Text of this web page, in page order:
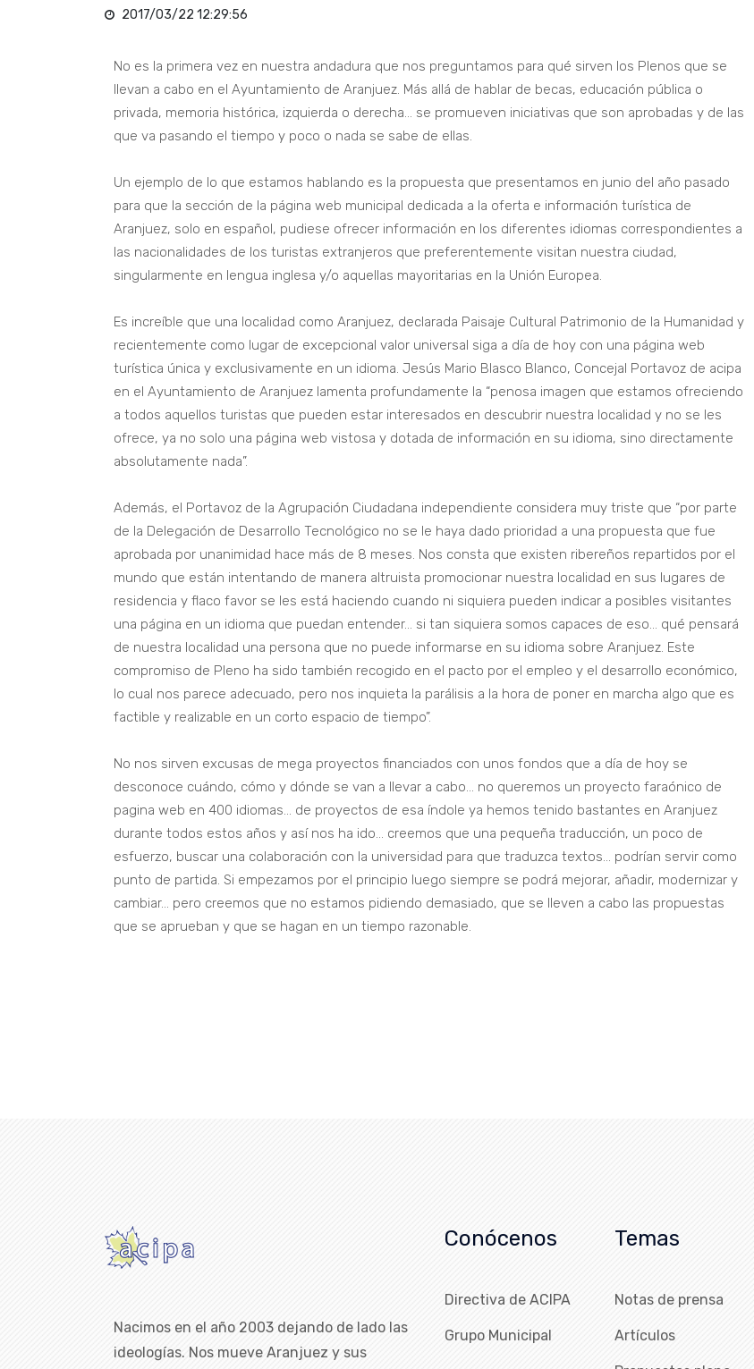
2017/03/22 12:29:56
No es la primera vez en nuestra andadura que nos preguntamos para qué sirven los Plenos que se
llevan a cabo en el Ayuntamiento de Aranjuez. Más allá de hablar de becas, educación pública o
privada, memoria histórica, izquierda o derecha… se promueven iniciativas que son aprobadas y de las
que va pasando el tiempo y poco o nada se sabe de ellas.
Un ejemplo de lo que estamos hablando es la propuesta que presentamos en junio del año pasado
para que la sección de la página web municipal dedicada a la oferta e información turística de
Aranjuez, solo en español, pudiese ofrecer información en los diferentes idiomas correspondientes a
las nacionalidades de los turistas extranjeros que preferentemente visitan nuestra ciudad,
singularmente en lengua inglesa y/o aquellas mayoritarias en la Unión Europea.
Es increíble que una localidad como Aranjuez, declarada Paisaje Cultural Patrimonio de la Humanidad y
recientemente como lugar de excepcional valor universal siga a día de hoy con una página web
turística única y exclusivamente en un idioma. Jesús Mario Blasco Blanco, Concejal Portavoz de acipa
en el Ayuntamiento de Aranjuez lamenta profundamente la “penosa imagen que estamos ofreciendo
a todos aquellos turistas que pueden estar interesados en descubrir nuestra localidad y no se les
ofrece, ya no solo una página web vistosa y dotada de información en su idioma, sino directamente
absolutamente nada”.
Además, el Portavoz de la Agrupación Ciudadana independiente considera muy triste que “por parte
de la Delegación de Desarrollo Tecnológico no se le haya dado prioridad a una propuesta que fue
aprobada por unanimidad hace más de 8 meses. Nos consta que existen ribereños repartidos por el
mundo que están intentando de manera altruista promocionar nuestra localidad en sus lugares de
residencia y flaco favor se les está haciendo cuando ni siquiera pueden indicar a posibles visitantes
una página en un idioma que puedan entender… si tan siquiera somos capaces de eso… qué pensará
de nuestra localidad una persona que no puede informarse en su idioma sobre Aranjuez. Este
compromiso de Pleno ha sido también recogido en el pacto por el empleo y el desarrollo económico,
lo cual nos parece adecuado, pero nos inquieta la parálisis a la hora de poner en marcha algo que es
factible y realizable en un corto espacio de tiempo”.
No nos sirven excusas de mega proyectos financiados con unos fondos que a día de hoy se
desconoce cuándo, cómo y dónde se van a llevar a cabo… no queremos un proyecto faraónico de
pagina web en 400 idiomas… de proyectos de esa índole ya hemos tenido bastantes en Aranjuez
durante todos estos años y así nos ha ido… creemos que una pequeña traducción, un poco de
esfuerzo, buscar una colaboración con la universidad para que traduzca textos… podrían servir como
punto de partida. Si empezamos por el principio luego siempre se podrá mejorar, añadir, modernizar y
cambiar… pero creemos que no estamos pidiendo demasiado, que se lleven a cabo las propuestas
que se aprueban y que se hagan en un tiempo razonable.
Nacimos en el año 2003 dejando de lado las
ideologías. Nos mueve Aranjuez y sus
Conócenos
Directiva de ACIPA
Grupo Municipal
Temas
Notas de prensa
Artículos